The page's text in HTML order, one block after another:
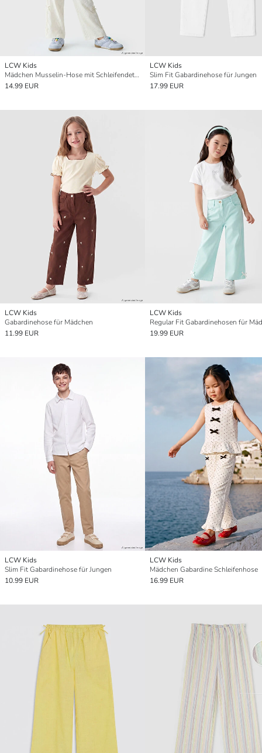
LCW Kids
Mädchen Musselin-Hose mit Schleifendetail
14.99 EUR
LCW Kids
Slim Fit Gabardinehose für Jungen
17.99 EUR
LCW Kids
Gabardinehose für Mädchen
11.99 EUR
LCW Kids
Regular Fit Gabardinehosen für
19.99 EUR
LCW Kids
Slim Fit Gabardinehose für Jungen
10.99 EUR
LCW Kids
Mädchen Gabardine Schleifenhose
16.99 EUR